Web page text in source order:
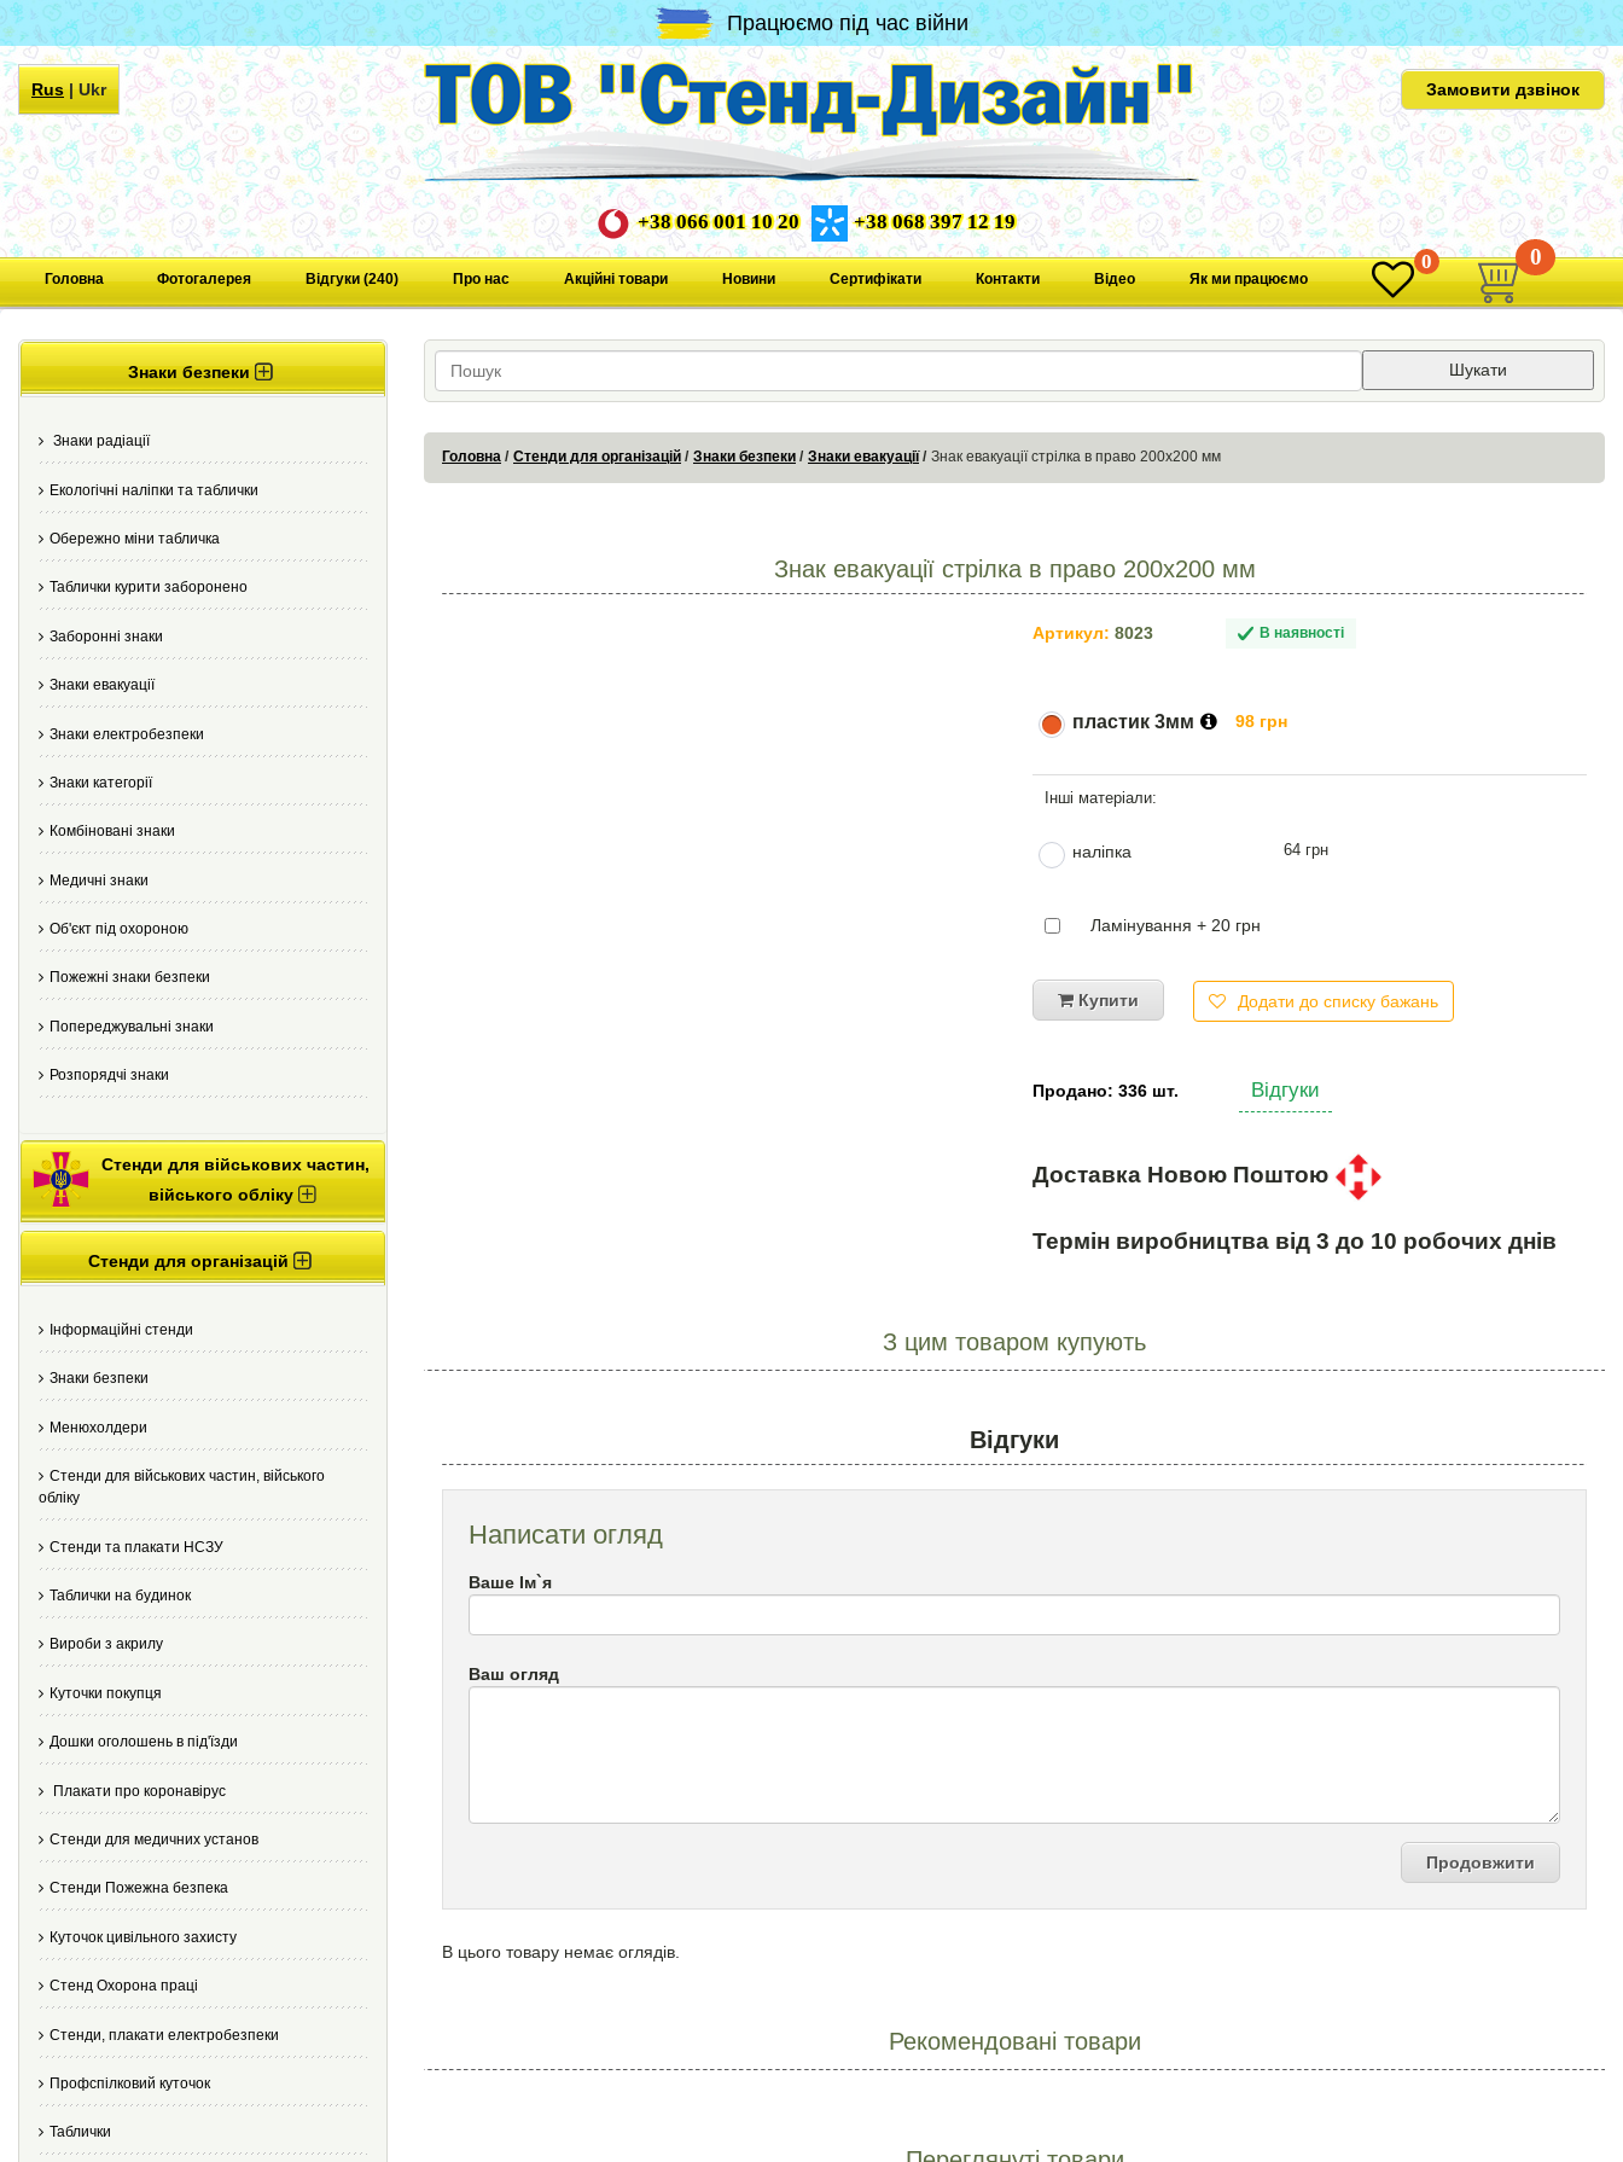
Працюємо під час війни
Rus|Ukr Замовити дзвінок
+38 066 001 10 20 +38 068 397 12 19
Головна Фотогалерея Відгуки (240) Про нас Акційні товари Новини Сертифікати Контакти Відео Як ми працюємо
0 0
Знаки безпеки
Знаки радіації
Екологічні наліпки та таблички
Обережно міни табличка
Таблички курити заборонено
Заборонні знаки
Знаки евакуації
Знаки електробезпеки
Знаки категорії
Комбіновані знаки
Медичні знаки
Об'єкт під охороною
Пожежні знаки безпеки
Попереджувальні знаки
Розпорядчі знаки
Стенди для військових частин,
війського обліку
Стенди для організацій
Інформаційні стенди
Знаки безпеки
Менюхолдери
Стенди для військових частин, війського
обліку
Стенди та плакати НСЗУ
Таблички на будинок
Вироби з акрилу
Куточки покупця
Дошки оголошень в під'їзди
Плакати про коронавірус
Стенди для медичних установ
Стенди Пожежна безпека
Куточок цивільного захисту
Стенд Охорона праці
Стенди, плакати електробезпеки
Профспілковий куточок
Таблички
Шукати
Головна Стенди для організацій Знаки безпеки Знаки евакуації Знак евакуації стрілка в право 200х200 мм
Знак евакуації стрілка в право 200х200 мм
Артикул: 8023 В наявності
пластик 3мм 98 грн
наліпка 64 грн
Ламінування + 20 грн
Купити Додати до списку бажань
Продано: 336 шт. Відгуки
Доставка Новою Поштою
Термін виробництва від 3 до 10 робочих днів
З цим товаром купують
Відгуки
Написати огляд
Ваше Ім`я
Ваш огляд
Продовжити
В цього товару немає оглядів.
Рекомендовані товари